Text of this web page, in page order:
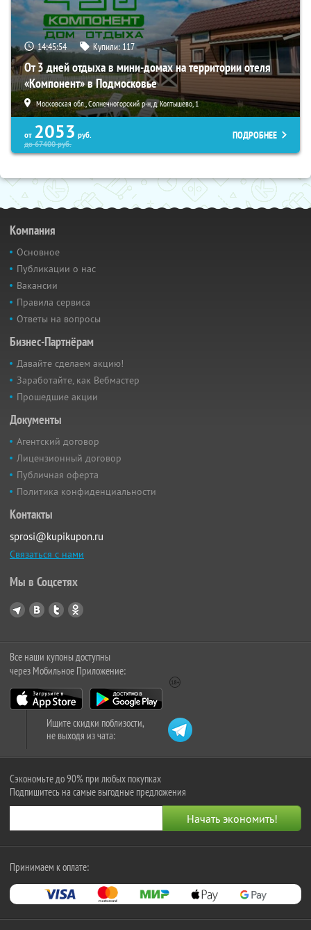
14:45:53 Купили: 117
От 3 дней отдыха в мини-домах на территории отеля
«Компонент» в Подмосковье
Московская обл., Солнечногорский р-н, д. Колтышево, 1
от 2053 руб.
до67400руб.
ПОДРОБНЕЕ
Компания
Основное
Публикации о нас
Вакансии
Правила сервиса
Ответы на вопросы
Бизнес-Партнёрам
Давайте сделаем акцию!
Заработайте, как Вебмастер
Прошедшие акции
Документы
Агентский договор
Лицензионный договор
Публичная оферта
Политика конфиденциальности
Контакты
sprosi@kupikupon.ru
Связаться с нами
Мы в Соцсетях
Все наши купоны доступны
через Мобильное Приложение:
Ищите скидки поблизости,
не выходя из чата:
Сэкономьте до 90% при любых покупках
Подпишитесь на самые выгодные предложения
Принимаем к оплате: